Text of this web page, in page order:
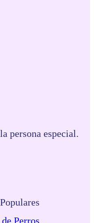
persona especial.
Perros